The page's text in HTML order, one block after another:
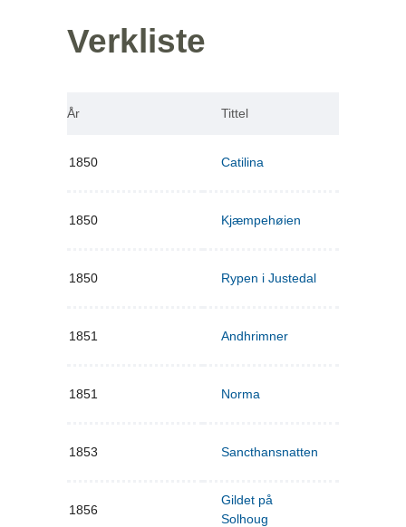
Verkliste
År Tittel
1850 Catilina
1850 Kjæmpehøien
1850 Rypen i Justedal
1851 Andhrimner
1851 Norma
1853 Sancthansnatten
1856
Gildet på
Solhoug